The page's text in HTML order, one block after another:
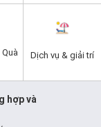
Quà
Dịch vụ & giải trí
hợp và